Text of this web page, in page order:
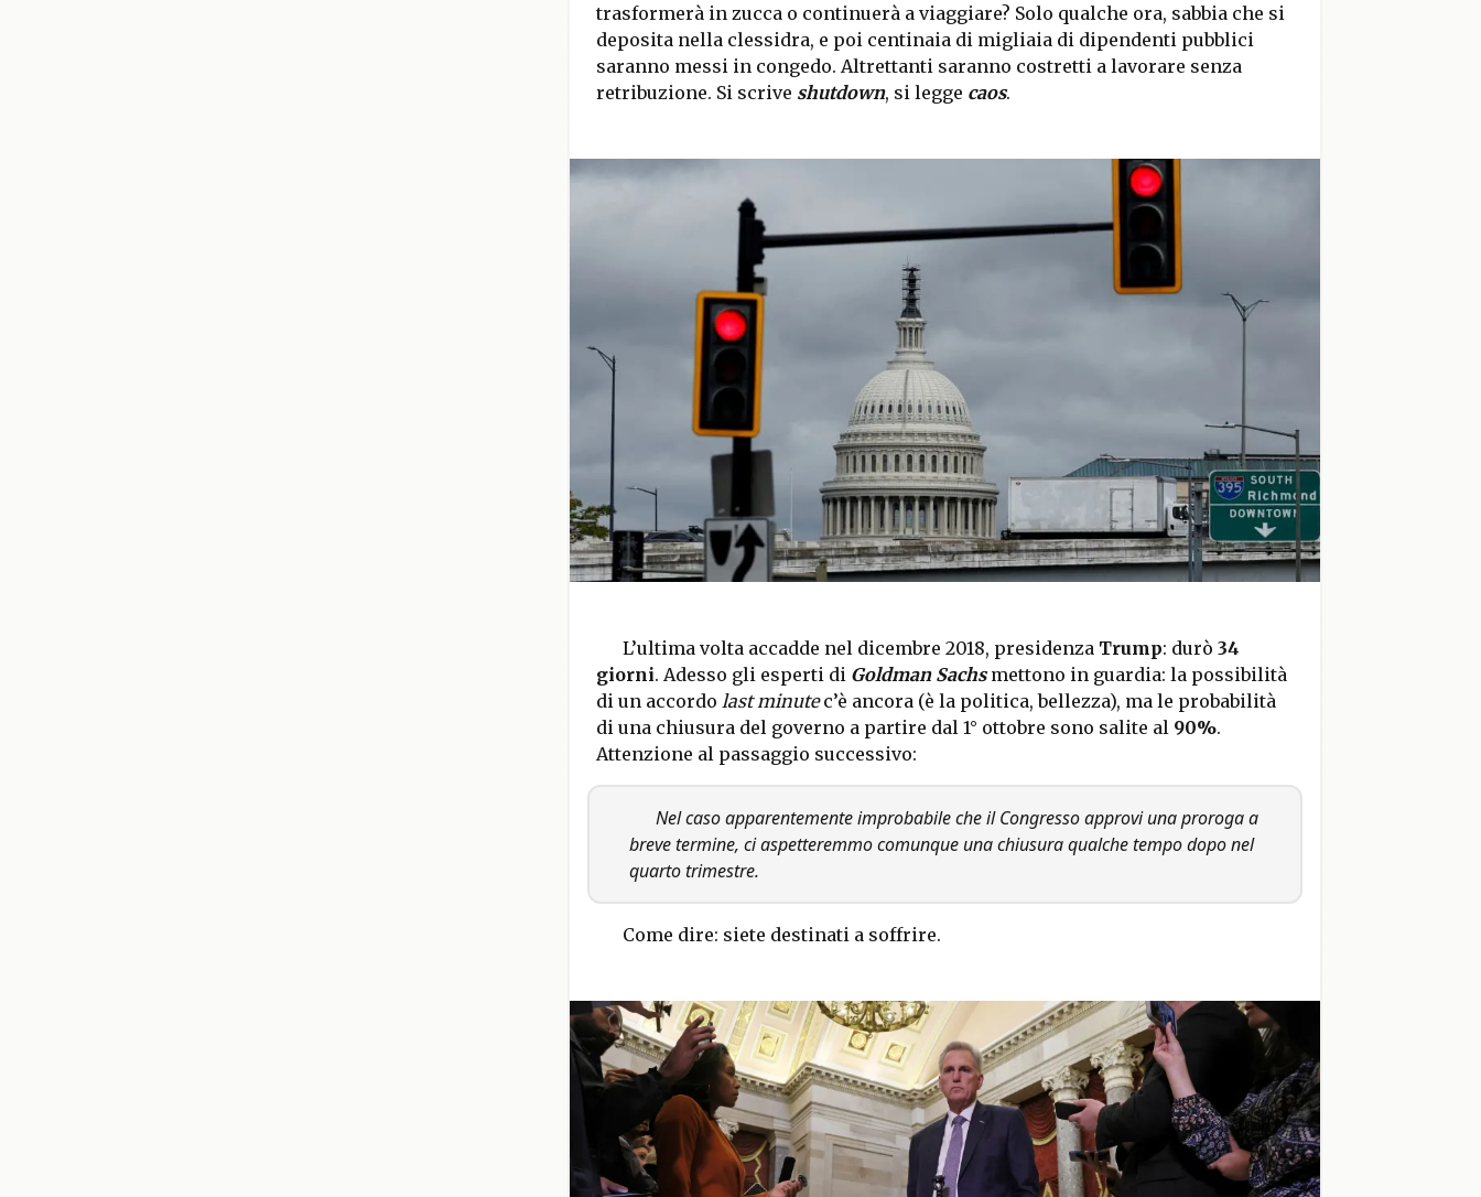
trasformerà in zucca o continuerà a viaggiare? Solo qualche ora, sabbia che si
deposita nella clessidra, e poi centinaia di migliaia di dipendenti pubblici
saranno messi in congedo. Altrettanti saranno costretti a lavorare senza
retribuzione. Si scrive shutdown, si legge caos.
L’ultima volta accadde nel dicembre 2018, presidenza Trump: durò 34
giorni. Adesso gli esperti di Goldman Sachsmettono in guardia: la possibilità
di un accordo last minutec’è ancora (è la politica, bellezza), ma le probabilità
di una chiusura del governo a partire dal 1° ottobre sono salite al 90%.
Attenzione al passaggio successivo:
Nel caso apparentemente improbabile che il Congresso approvi una proroga a
breve termine, ci aspetteremmo comunque una chiusura qualche tempo dopo nel
quarto trimestre.
Come dire: siete destinati a soffrire.